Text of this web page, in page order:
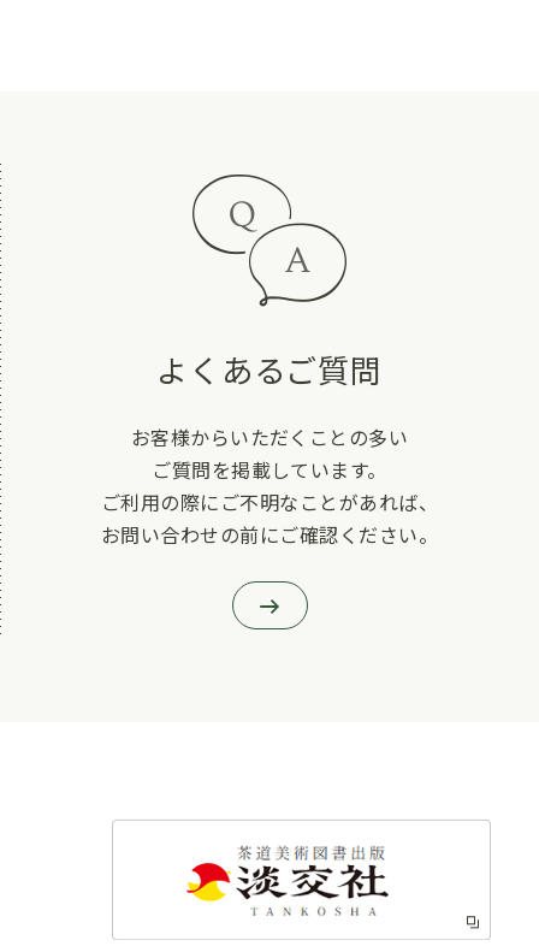
よくあるご質問
お客様からいただくことの多い
ご質問を掲載しています。
ご利用の際にご不明なことがあれば、
お問い合わせの前にご確認ください。